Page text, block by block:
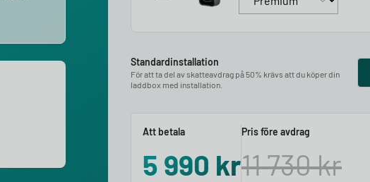
Standardinstallation
För att ta del av skatteavdrag på 50% krävs att du köper din
laddbox med installation.
Att betala
5 990 kr
Pris före avdrag
11 730kr